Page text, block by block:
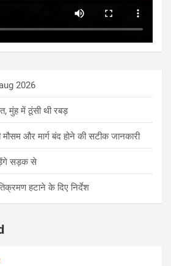
2026
मुंह में ठूंसी थी रबड़
और मार्ग बंद होने की सटीक जानकारी
सड़क से
हटाने के दिए निर्देश